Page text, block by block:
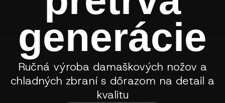
generácie
Ručná výroba damaškových nožov a
chladných zbraní s dôrazom na detail a
kvalitu